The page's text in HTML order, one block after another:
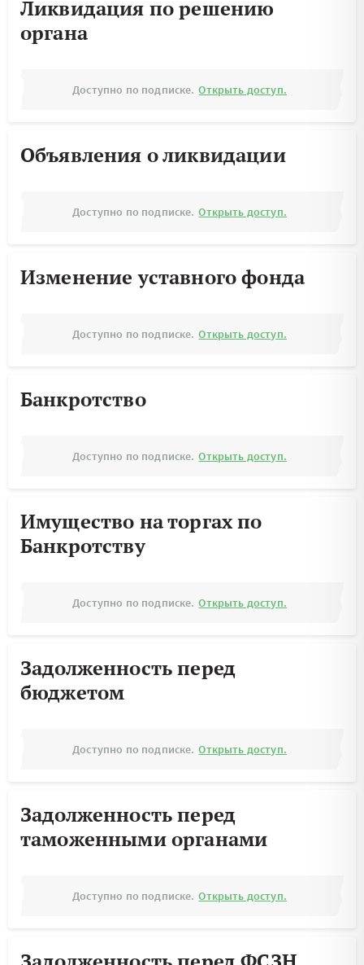
Ликвидация по решению
органа
Доступно по подписке. Открыть доступ.
Объявления о ликвидации
Доступно по подписке. Открыть доступ.
Изменение уставного фонда
Доступно по подписке. Открыть доступ.
Банкротство
Доступно по подписке. Открыть доступ.
Имущество на торгах по
Банкротству
Доступно по подписке. Открыть доступ.
Задолженность перед
бюджетом
Доступно по подписке. Открыть доступ.
Задолженность перед
таможенными органами
Доступно по подписке. Открыть доступ.